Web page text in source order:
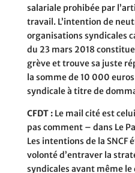
salariale prohibée par
travail. L’intention de
organisations syndicales
du 23 mars 2018
grève et trouve sa juste
la somme de 10 000
syndicale à titre de
CFDT :Le mail cité est
pas comment – dans Le
Les intentions de la SNCF
volonté d’entraver la
syndicales avant même